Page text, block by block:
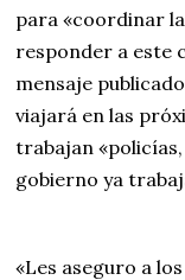
para «coordinar
responder a este
mensaje
viajará en las
trabajan
gobierno ya
«Les aseguro a